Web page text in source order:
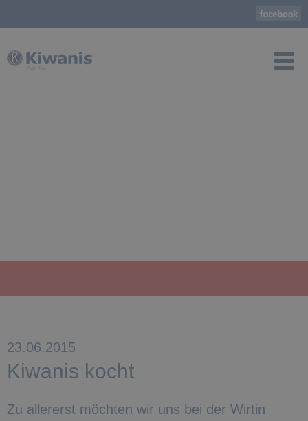
23.06.2015
Kiwanis kocht
Zu allererst möchten wir uns bei der Wirtin